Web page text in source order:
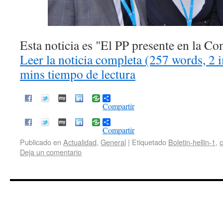
Esta noticia es El PP presente en la
Leer la noticia completa (257 words, 2
mins tiempo de lectura
Compartir
Compartir
Publicado en Actualidad, General | Etiquetado Boletin-hellin-1,
Deja un comentario